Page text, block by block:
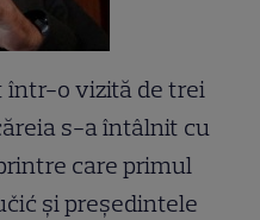
într-o vizită de trei
s-a întâlnit cu
care primul
și președintele